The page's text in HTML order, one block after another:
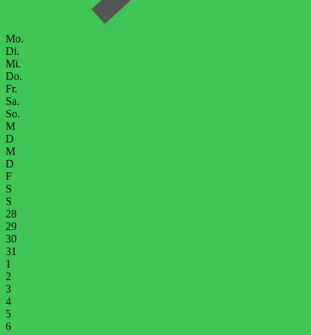
Mo.
Di.
Mi.
Do.
Fr.
Sa.
So.
M
D
M
D
F
S
S
28
29
30
31
1
2
3
4
5
6